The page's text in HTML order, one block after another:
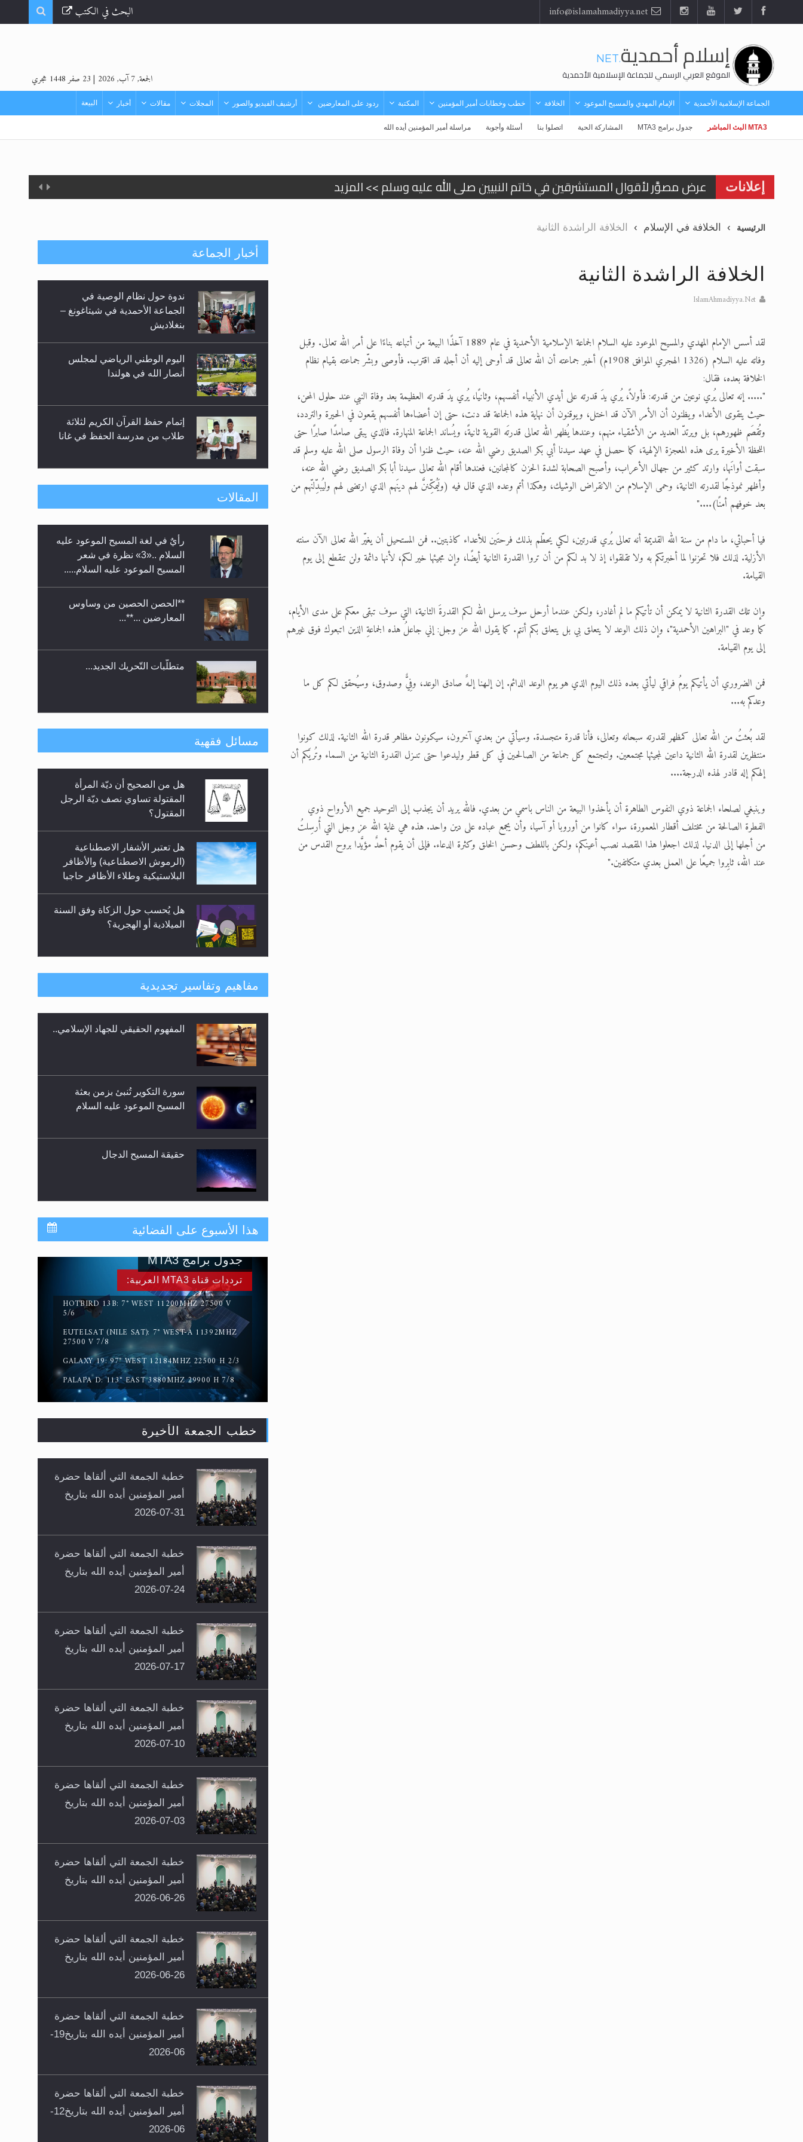
البحث في الكتب
إسلام أحمدية.NET
الموقع العربي الرسمي للجماعة الإسلامية الأحمدية الجمعة, 7 آب, 2026 | 23 صفر 1448 هجري
الجماعة الإسلامية الأحمدية الإمام المهدي والمسيح الموعود الخلافة خطب وخطابات أمير المؤمنين المكتبة ردود على المعارضين أرشيف الفيديو والصور المجلات مقالات أخبار البيعة
MTA3 البث المباشر جدول برامج MTA3 المشاركة الحية اتصلوا بنا أسئلة وأجوبة مراسلة أمير المؤمنين أيده الله
إعلانات
عرض مصوَّر لأقوال المستشرقين في خاتم النبيين صلى الله عليه وسلم >> المزيد
اقرأ هذا المقال في أهمية عيد الأضحى وأحكامه >> المزيد
اقرأ هذا المقال في أهمية عيد الأضحى وأحكامه >> المزيد
الحجّ.. دلالات، حِكم، وأهداف >> المزيد
تعميم هامّ لأفراد الجماعة >> المزيد
إعلان هامّ بخصوص الرسائل المرسلة إلى حضرة امير المؤمنين أيده الله والمكتب العربي >> المزيد
للانتقال إلى كافة الردود على القمص زكريا يطرس وأعداء الإسلام اضغط هنا >> المزيد
اقرأ هذا الكتاب وتعرّف على حقيقة الإسراء والمعراج >> المزيد
الرئيسية الخلافة في الإسلام الخلافة الراشدة الثانية
الخلافة الراشدة الثانية
IslamAhmadiyya.Net
لقد أسس الإمام المهدي والمسيح الموعود عليه السلام الجماعة الإسلامية الأحمدية في عام 1889 آخذًا البيعة من أتباعه بناءًا على أمر الله تعالى. وقبل
وفاته عليه السلام (1326 الهجري الموافق 1908م) أخبر جماعته أن الله تعالى قد أوحى إليه أن أجله قد اقترب. فأوصى وبشّر جماعته بقيام نظام
الخلافة بعده، فقال:
"..... إنه تعالى يُري نوعين من قدرته: فأولاً، يُري يدَ قدرته على أيدي الأنبياء أنفسهم، وثانيًا، يُري يدَ قدرته العظيمة بعد وفاة النبي عند حلول المحن،
حيث يتقوى الأعداء ويظنون أن الأمر الآن قد اختل، ويوقنون أن نهاية هذه الجماعة قد دنت، حتى إن أعضاءها أنفسهم يقعون في الحيرة والتردد،
وتُقصَم ظهورهم، بل ويرتدّ العديد من الأشقياء منهم، وعندها يُظهر الله تعالى قدرتَه القوية ثانيةً، ويُساند الجماعة المنهارة. فالذي يبقى صامدًا صابرًا حتى
اللحظة الأخيرة يرى هذه المعجزة الإلهية، كما حصل في عهد سيدنا أبي بكر الصديق رضي الله عنه، حيث ظنوا أن وفاة الرسول صلى الله عليه وسلم قد
سبقت أوانَها، وارتد كثير من جهال الأعراب، وأصبح الصحابة لشدة الحزن كالمجانين، فعندها أقام الله تعالى سيدنا أبا بكر الصديق رضي الله عنه،
وأظهر نموذجًا لقدرته الثانية، وحمى الإسلام من الانقراض الوشيك، وهكذا أتم وعده الذي قال فيه (ولَيُمكِّننَّ لهم دينَهم الذي ارتضى لهم وليُبدِّلنّهم من
بعد خوفهم أمنًا)...."
فيا أحبائي، ما دام من سنة الله القديمة أنه تعالى يُري قدرتين، لكي يحطّم بذلك فرحتَين للأعداء كاذبتين.. فمن المستحيل أن يغيّر الله تعالى الآن سنته
الأزلية. لذلك فلا تحزنوا لما أخبرتكم به ولا تقلقوا، إذ لا بد لكم من أن تروا القدرة الثانية أيضًا، وإن مجيئها خير لكم، لأنها دائمة ولن تنقطع إلى يوم
القيامة.
وإن تلك القدرة الثانية لا يمكن أن تأتيكم ما لم أغادر، ولكن عندما أرحل سوف يرسل الله لكم القدرةَ الثانية، التي سوف تبقى معكم على مدى الأيام،
كما وعد في "البراهين الأحمدية"، وإن ذلك الوعد لا يتعلق بي بل يتعلق بكم أنتم. كما يقول الله عز وجل: إني جاعلُ هذه الجماعةِ الذين اتبعوك فوق غيرهم
إلى يوم القيامة.
فمن الضروري أن يأتيكم يومُ فراقي ليأتي بعده ذلك اليوم الذي هو يوم الوعد الدائم. إن إلـهنا إلـهٌ صادق الوعد، وفِيٌّ وصدوق، وسيُحقق لكم كل ما
وعدكم به...
لقد بُعثتُ من الله تعالى كمظهر لقدرته سبحانه وتعالى، فأنا قدرة متجسدة. وسيأتي من بعدي آخرون، سيكونون مظاهر قدرة الله الثانية. لذلك كونوا
منتظرين لقدرة الله الثانية داعين لمجيئها مجتمعين. ولتجتمع كل جماعة من الصالحين في كل قطر وليدعوا حتى تنـزل القدرة الثانية من السماء وتُريَكم أن
إلهكم إله قادر لهذه الدرجة....
وينبغي لصلحاء الجماعة ذوي النفوس الطاهرة أن يأخذوا البيعة من الناس باسمي من بعدي. فالله يريد أن يجذب إلى التوحيد جميع الأرواح ذوي
الفطرة الصالحة من مختلف أقطار المعمورة، سواء كانوا من أوروبا أو آسيا، وأن يجمع عباده على دين واحد. هذه هي غاية الله عز وجل التي أُرسِلتُ
من أجلها إلى الدنيا. لذلك اجعلوا هذا المقصد نصب أعينكم، ولكن باللطف وحسن الخلق وكثرة الدعاء. فإلى أن يقوم أحدٌ مؤيَّدا بروح القدس من
عند الله، ثابِروا جميعًا على العمل بعدي متكاتفين."
أخبار الجماعة
ندوة حول نظام الوصية في
الجماعة الأحمدية في شيتاغونغ –
بنغلاديش
اليوم الوطني الرياضي لمجلس
أنصار الله في هولندا
إتمام حفظ القرآن الكريم لثلاثة
طلاب من مدرسة الحفظ في غانا
حفل توزيع الشهادات في الجامعة
معرض القرآن الكريم لمدة ثلاثين
يوما في مكتبة مدينة ريهيماكي في
فنلند
المقالات
رأيٌ في لغة المسيح الموعود عليه
السلام ..«3» نظرة في شعر
المسيح الموعود عليه السلام.....
**الحصن الحصين من وساوس
المعارضين ...**...
متطلَّبات التّحريك الجديد...
رأيٌ في لغة المسيح الموعود عليه
الهجرة: بحث عن الأمن والسلام في
سبيل إرساء الأمن والسلام...
مسائل فقهية
هل من الصحيح أن ديّة المرأة
المقتولة تساوي نصف ديّة الرجل
المقتول؟
هل تعتبر الأشفار الاصطناعية
(الرموش الاصطناعية) والأظافر
البلاستيكية وطلاء الأظافر حاجبا
هل يُحسب حول الزكاة وفق السنة
الميلادية أو الهجرية؟
هل يجوز فتح مشروع كوافير نسائي
للمحجبات وغير المحجبات؟
فتوى أمير المؤمنين الميرزا مسرور
مفاهيم وتفاسير تجديدية
المفهوم الحقيقي للجهاد الإسلامي..
سورة التكوير تُنبئ بزمن بعثة
المسيح الموعود عليه السلام
حقيقة المسيح الدجال
القرآن قاضٍ وحكمٌ على السنة
ومهيمنٌ عليها.. ليس العكس
لا ناسخ ولا منسوخ في القرآن
الكريم
هذا الأسبوع على الفضائية
ترددات قناة MTA3 العربية:
HOTBIRD 13B: 7° WEST 11200MHZ 27500 V
5/6
EUTELSAT (NILE SAT): 7° WEST-A 11392MHZ
27500 V 7/8
GALAXY 19: 97° WEST 12184MHZ 22500 H 2/3
PALAPA D: 113° EAST 3880MHZ 29900 H 7/8
جدول برامج MTA3
خطب الجمعة الأخيرة
خطبة الجمعة التي ألقاها حضرة
أمير المؤمنين أيده الله بتاريخ
31-07-2026
خطبة الجمعة التي ألقاها حضرة
أمير المؤمنين أيده الله بتاريخ
24-07-2026
خطبة الجمعة التي ألقاها حضرة
أمير المؤمنين أيده الله بتاريخ
17-07-2026
خطبة الجمعة التي ألقاها حضرة
أمير المؤمنين أيده الله بتاريخ
10-07-2026
خطبة الجمعة التي ألقاها حضرة
أمير المؤمنين أيده الله بتاريخ
03-07-2026
خطبة الجمعة التي ألقاها حضرة
أمير المؤمنين أيده الله بتاريخ
26-06-2026
خطبة الجمعة التي ألقاها حضرة
أمير المؤمنين أيده الله بتاريخ
26-06-2026
خطبة الجمعة التي ألقاها حضرة
أمير المؤمنين أيده الله بتاريخ19-
06-2026
خطبة الجمعة التي ألقاها حضرة
أمير المؤمنين أيده الله بتاريخ12-
06-2026